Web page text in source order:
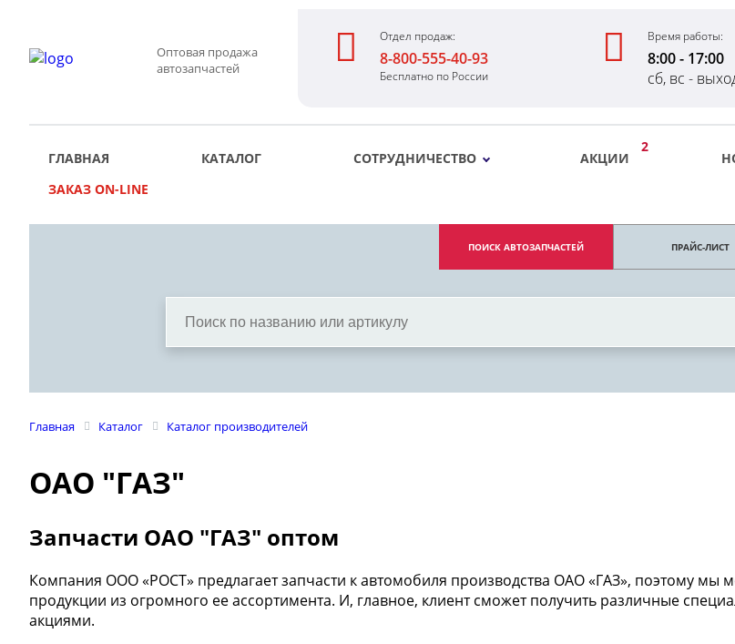
Оптовая продажа
автозапчастей
Отдел продаж:
8-800-555-40-93
Бесплатно по России
Время работы:
8:00 - 17:00
сб, вс -
ГЛАВНАЯ КАТАЛОГ СОТРУДНИЧЕСТВО АКЦИИ
2
ЗАКАЗ ON-LINE
ПОИСК АВТОЗАПЧАСТЕЙ ПРАЙС-ЛИСТ
Главная Каталог Каталог производителей
ОАО "ГАЗ"
Запчасти ОАО "ГАЗ" оптом
Компания ООО «РОСТ» предлагает запчасти к автомобиля производства ОАО «ГАЗ», поэтому
продукции из огромного ее ассортимента. И, главное, клиент сможет получить различные
акциями.